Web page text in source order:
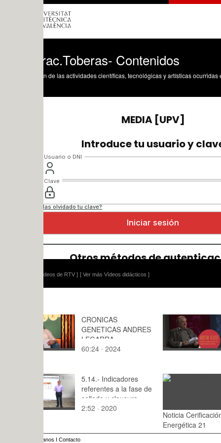
Contenidos
de las actividades científicas, tecnológicas y artísticas ocurridas en los tres
[ Ver más Vídeos didácticos ]
CRONICAS
GENETICAS ANDRES
LEGARRA
60:24 · 2024
Entrevista
Lopez
62:06 ·
5.14.- Indicadores
referentes a la fase de
sellado y clausura
2:52 · 2020
Noticia Cerificación
: · 2015